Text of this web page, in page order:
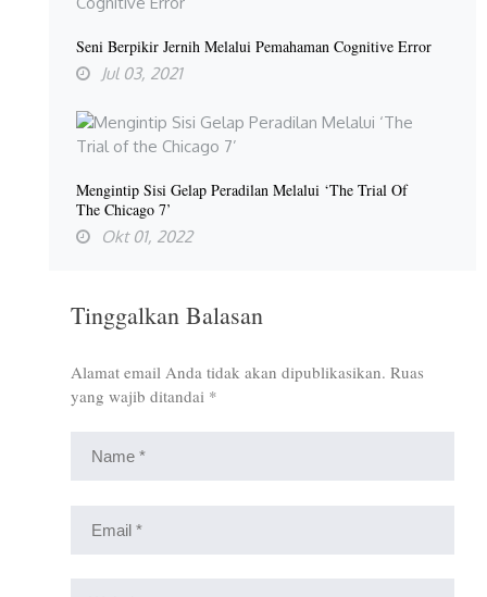
Seni Berpikir Jernih Melalui Pemahaman Cognitive Error
Jul 03, 2021
Mengintip Sisi Gelap Peradilan Melalui ‘The Trial Of
The Chicago 7’
Okt 01, 2022
Tinggalkan Balasan
Alamat email Anda tidak akan dipublikasikan. Ruas
yang wajib ditandai *